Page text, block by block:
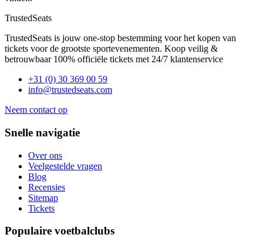
TrustedSeats
TrustedSeats is jouw one-stop bestemming voor het kopen van
tickets voor de grootste sportevenementen. Koop veilig &
betrouwbaar 100% officiële tickets met 24/7 klantenservice
+31 (0) 30 369 00 59
info@trustedseats.com
Neem contact op
Snelle navigatie
Over ons
Veelgestelde vragen
Blog
Recensies
Sitemap
Tickets
Populaire voetbalclubs